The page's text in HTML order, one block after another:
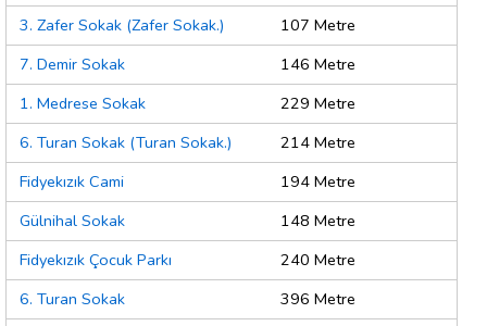
3. Zafer Sokak (Zafer Sokak.)
107 Metre
7. Demir Sokak
146 Metre
1. Medrese Sokak
229 Metre
6. Turan Sokak (Turan Sokak.)
214 Metre
Fidyekızık Cami
194 Metre
Gülnihal Sokak
148 Metre
Fidyekızık Çocuk Parkı
240 Metre
6. Turan Sokak
396 Metre